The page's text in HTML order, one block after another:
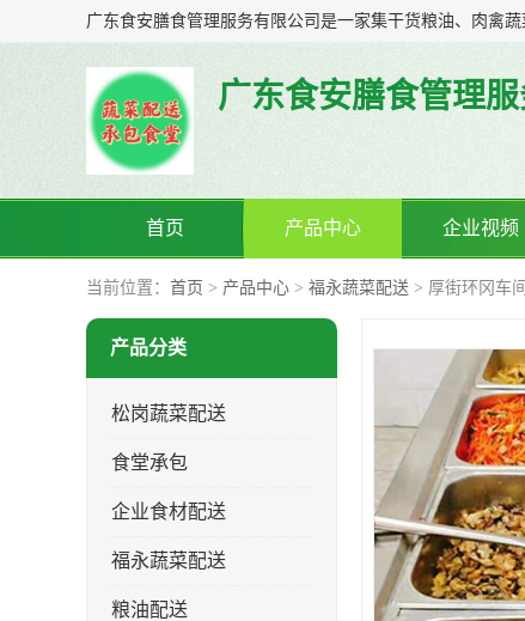
广东食安膳食管理
首页 产品中心 企业视频
当前位置： 首页 > 产品中心 > 福永蔬菜配送 > 厚街环冈车
产品分类
松岗蔬菜配送
食堂承包
企业食材配送
福永蔬菜配送
粮油配送